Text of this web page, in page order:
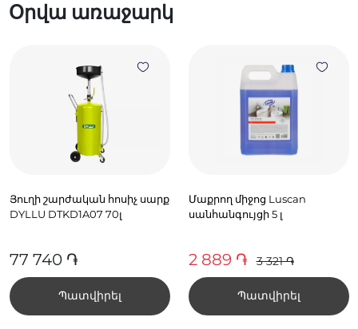
Օրվա առաջարկ
Յուղի շարժական հոսիչ սարք
DYLLU DTKD1A07 70լ
77 740 ֏
Պատվիրել
Մաքրող միջոց Luscan
սանհանգույցի 5 լ
2 889 ֏ 3 321 ֏
Պատվիրել